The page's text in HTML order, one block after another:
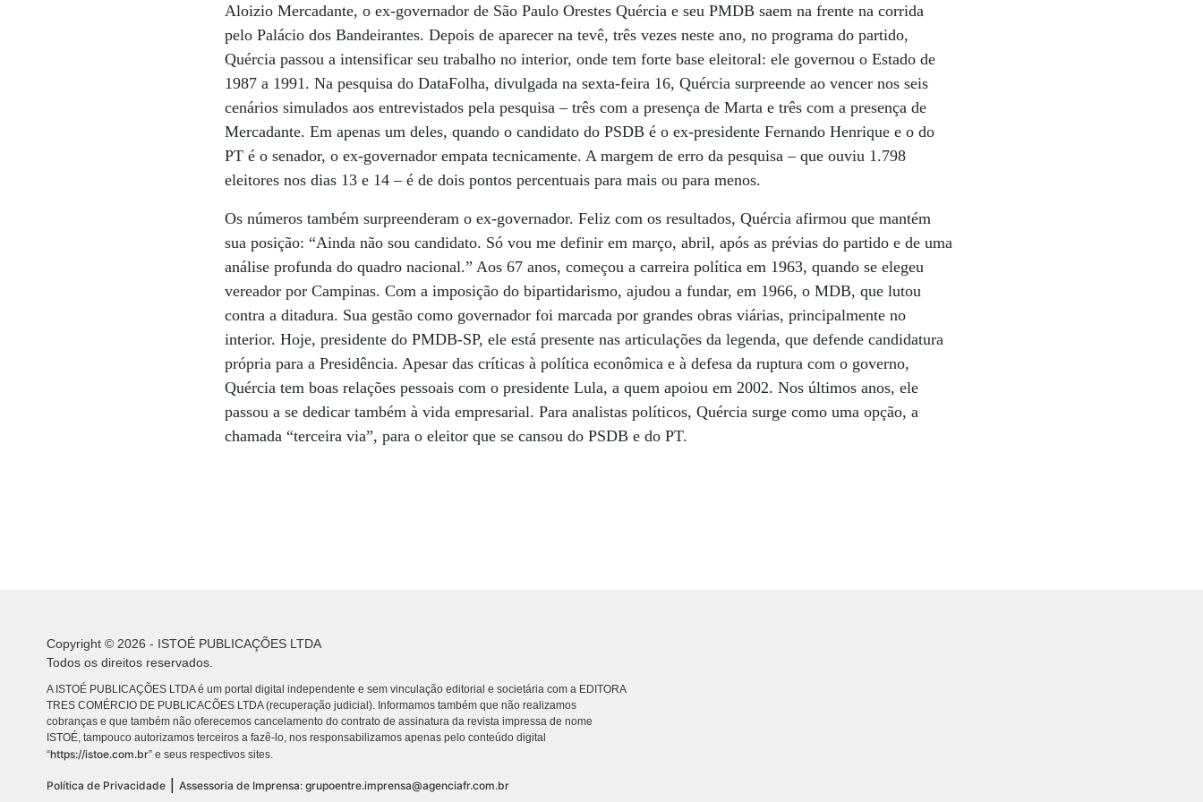
Aloizio Mercadante, o ex-governador de São Paulo Orestes Quércia e seu PMDB saem na frente na corrida
pelo Palácio dos Bandeirantes. Depois de aparecer na tevê, três vezes neste ano, no programa do partido,
Quércia passou a intensificar seu trabalho no interior, onde tem forte base eleitoral: ele governou o Estado de
1987 a 1991. Na pesquisa do DataFolha, divulgada na sexta-feira 16, Quércia surpreende ao vencer nos seis
cenários simulados aos entrevistados pela pesquisa – três com a presença de Marta e três com a presença de
Mercadante. Em apenas um deles, quando o candidato do PSDB é o ex-presidente Fernando Henrique e o do
PT é o senador, o ex-governador empata tecnicamente. A margem de erro da pesquisa – que ouviu 1.798
eleitores nos dias 13 e 14 – é de dois pontos percentuais para mais ou para menos.
Os números também surpreenderam o ex-governador. Feliz com os resultados, Quércia afirmou que mantém
sua posição: “Ainda não sou candidato. Só vou me definir em março, abril, após as prévias do partido e de uma
análise profunda do quadro nacional.” Aos 67 anos, começou a carreira política em 1963, quando se elegeu
vereador por Campinas. Com a imposição do bipartidarismo, ajudou a fundar, em 1966, o MDB, que lutou
contra a ditadura. Sua gestão como governador foi marcada por grandes obras viárias, principalmente no
interior. Hoje, presidente do PMDB-SP, ele está presente nas articulações da legenda, que defende candidatura
própria para a Presidência. Apesar das críticas à política econômica e à defesa da ruptura com o governo,
Quércia tem boas relações pessoais com o presidente Lula, a quem apoiou em 2002. Nos últimos anos, ele
passou a se dedicar também à vida empresarial. Para analistas políticos, Quércia surge como uma opção, a
chamada “terceira via”, para o eleitor que se cansou do PSDB e do PT.
Copyright © 2026 - ISTOÉ PUBLICAÇÕES LTDA
Todos os direitos reservados.
A ISTOÉ PUBLICAÇÕES LTDA é um portal digital independente e sem vinculação editorial e societária com a EDITORA
TRES COMÉRCIO DE PUBLICACÕES LTDA (recuperação judicial). Informamos também que não realizamos
cobranças e que também não oferecemos cancelamento do contrato de assinatura da revista impressa de nome
ISTOÉ, tampouco autorizamos terceiros a fazê-lo, nos responsabilizamos apenas pelo conteúdo digital
“https://istoe.com.br” e seus respectivos sites.
Política de Privacidade Assessoria de Imprensa: grupoentre.imprensa@agenciafr.com.br